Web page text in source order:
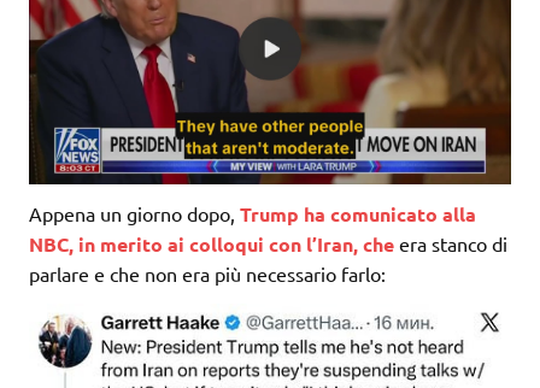
Appena un giorno dopo, Trump ha comunicato alla
NBC, in merito ai colloqui con l’Iran, che era stanco di
parlare e che non era più necessario farlo: